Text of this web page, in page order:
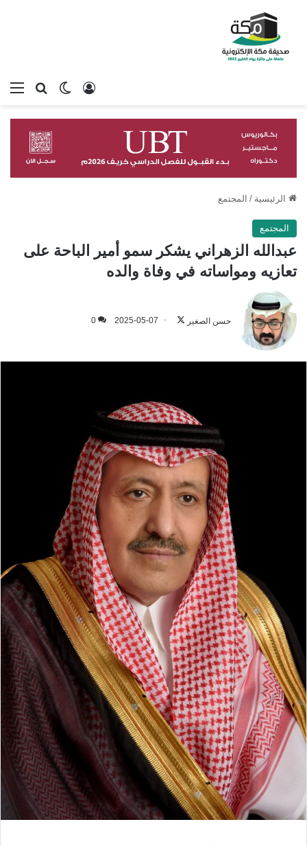
بحثالوضع
تسجيل الدخول
الرئيسية / المجتمع
المجتمع
عبدالله الزهراني يشكر سمو أمير الباحة على
تعازيه ومواساته في وفاة والده
حسن الصغير
على
2025-05-07
0